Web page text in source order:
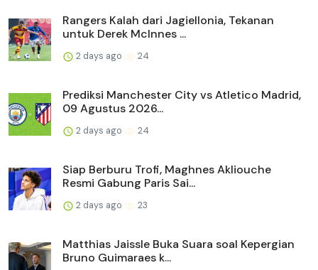
Rangers Kalah dari Jagiellonia, Tekanan
untuk Derek McInnes ...
2 days ago 24
Prediksi Manchester City vs Atletico Madrid,
09 Agustus 2026...
2 days ago 24
Siap Berburu Trofi, Maghnes Akliouche
Resmi Gabung Paris Sai...
2 days ago 23
Matthias Jaissle Buka Suara soal Kepergian
Bruno Guimaraes k...